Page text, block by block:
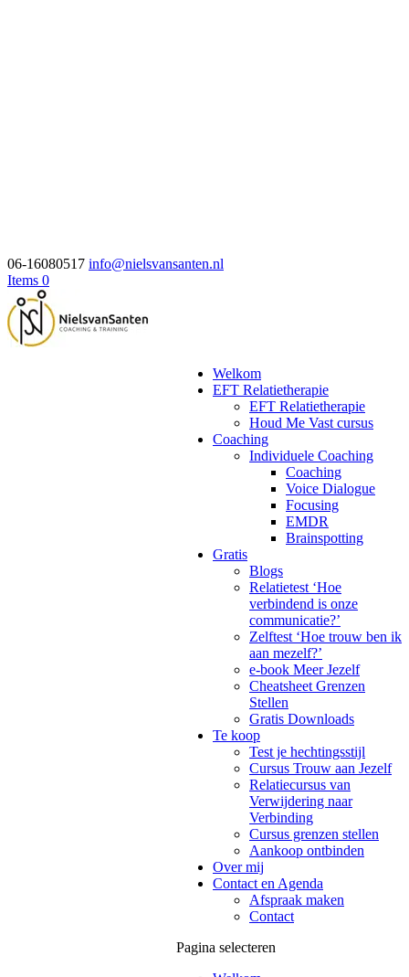
06-16080517 info@nielsvansanten.nl
Items 0
Welkom
EFT Relatietherapie
EFT Relatietherapie
Houd Me Vast cursus
Coaching
Individuele Coaching
Coaching
Voice Dialogue
Focusing
EMDR
Brainspotting
Gratis
Blogs
Relatietest ‘Hoe
verbindend is onze
communicatie?’
Zelftest ‘Hoe trouw ben ik
aan mezelf?’
e-book Meer Jezelf
Cheatsheet Grenzen
Stellen
Gratis Downloads
Te koop
Test je hechtingsstijl
Cursus Trouw aan Jezelf
Relatiecursus van
Verwijdering naar
Verbinding
Cursus grenzen stellen
Aankoop ontbinden
Over mij
Contact en Agenda
Afspraak maken
Contact
Pagina selecteren